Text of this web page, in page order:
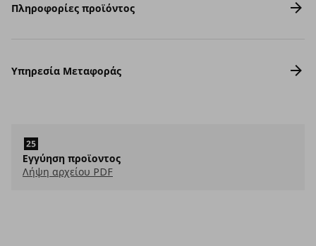
Πληροφορίες προϊόντος
Υπηρεσία Μεταφοράς
Eγγύηση προϊοντος
Λήψη αρχείου PDF